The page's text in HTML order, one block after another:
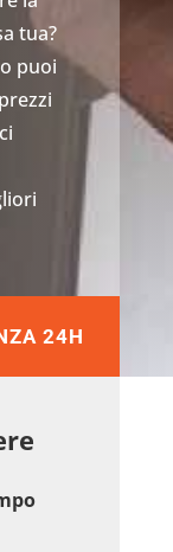
tua?
puoi
24H